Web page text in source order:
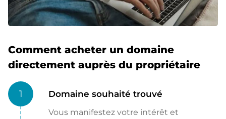
Comment acheter un domaine
directement auprès du propriétaire
1 Domaine souhaité trouvé
Vous manifestez votre intérêt et